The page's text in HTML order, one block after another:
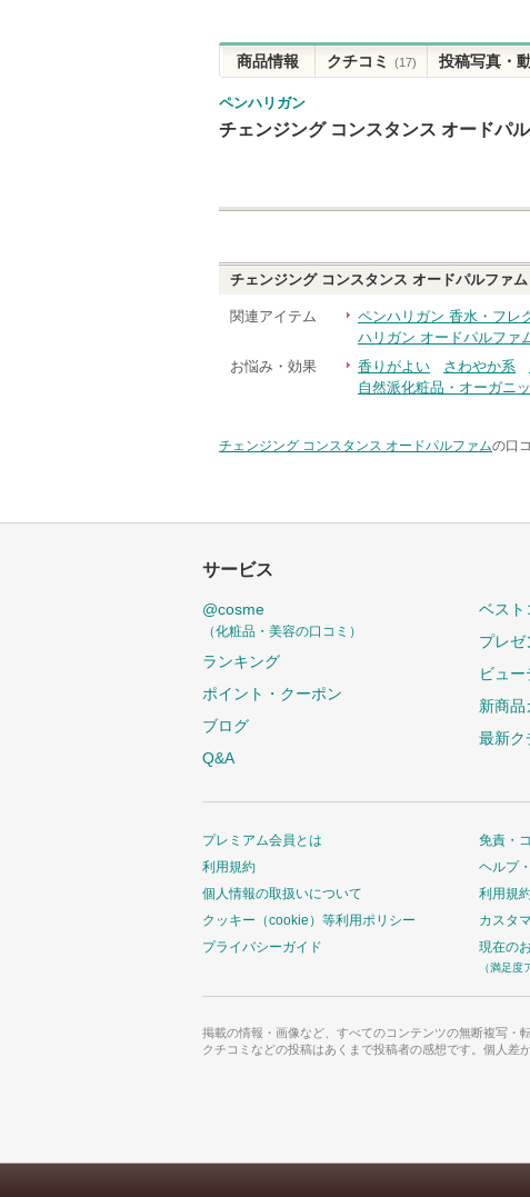
商品情報 クチコミ (17) 投稿写真・
ペンハリガン
チェンジング コンスタンス オードパ
チェンジング コンスタンス オードパルファム
関連アイテム ペンハリガン 香水・フレ
ハリガン オードパルファ
お悩み・効果
香りがよい さわやか系
自然派化粧品・オーガニ
チェンジング コンスタンス オードパルファムの口
サービス
@cosme
（化粧品・美容の口コミ）
ランキング
ポイント・クーポン
ブログ
Q&A
ベスト
プレゼ
ビュー
新商品
最新ク
プレミアム会員とは
利用規約
個人情報の取扱いについて
クッキー（cookie）等利用ポリシー
プライバシーガイド
免責・
ヘルプ
利用規
カスタ
現在の
（満足度
掲載の情報・画像など、すべてのコンテンツの無断複写・
クチコミなどの投稿はあくまで投稿者の感想です。個人差